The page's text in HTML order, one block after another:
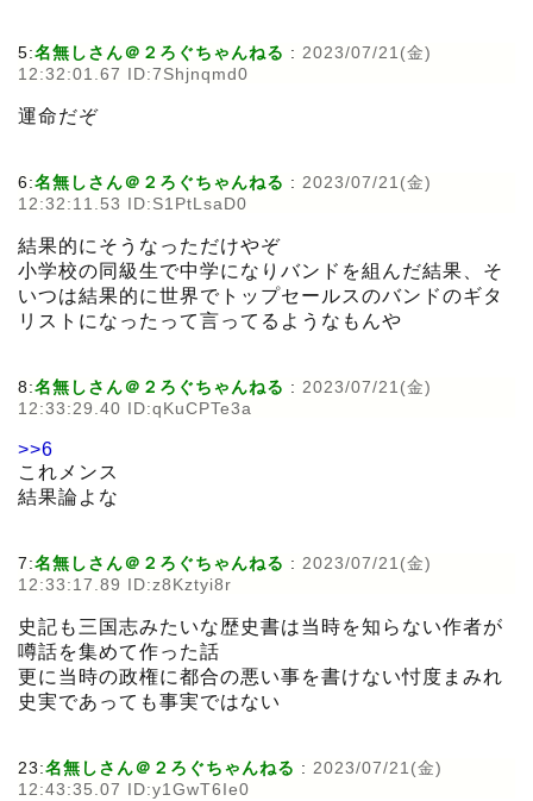
5:名無しさん＠２ろぐちゃんねる : 2023/07/21(金)
12:32:01.67 ID:7Shjnqmd0
運命だぞ
6:名無しさん＠２ろぐちゃんねる : 2023/07/21(金)
12:32:11.53 ID:S1PtLsaD0
結果的にそうなっただけやぞ
小学校の同級生で中学になりバンドを組んだ結果、そ
いつは結果的に世界でトップセールスのバンドのギタ
リストになったって言ってるようなもんや
8:名無しさん＠２ろぐちゃんねる : 2023/07/21(金)
12:33:29.40 ID:qKuCPTe3a
>>6
これメンス
結果論よな
7:名無しさん＠２ろぐちゃんねる : 2023/07/21(金)
12:33:17.89 ID:z8Kztyi8r
史記も三国志みたいな歴史書は当時を知らない作者が
噂話を集めて作った話
更に当時の政権に都合の悪い事を書けない忖度まみれ
史実であっても事実ではない
23:名無しさん＠２ろぐちゃんねる : 2023/07/21(金)
12:43:35.07 ID:y1GwT6Ie0